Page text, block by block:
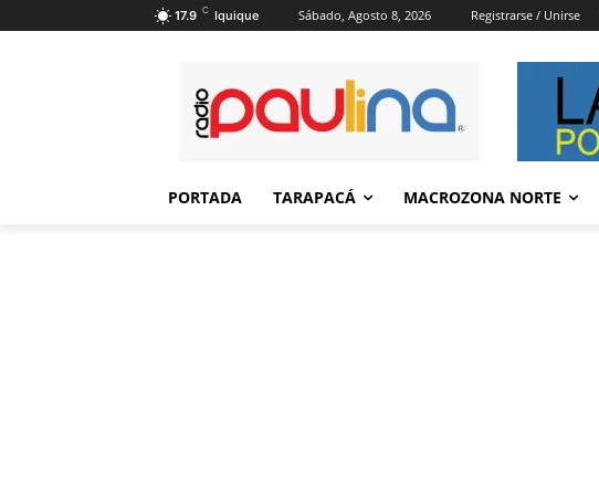
17.9 C Iquique Sábado, Agosto 8, 2026 Registrarse / Unirse
PORTADA TARAPACÁ MACROZONA NORTE